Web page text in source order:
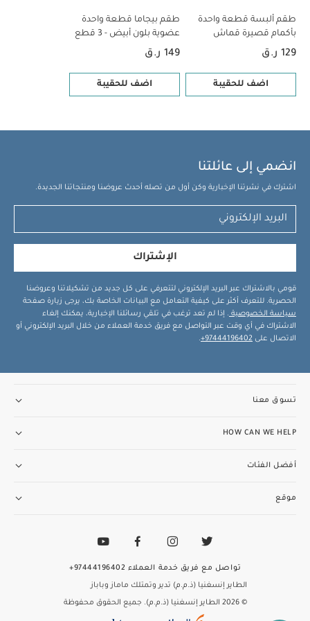
طقم ألبسة قطعة واحدة
بأكمام قصيرة قماش
عضوي بلون أبيض - 5 قطع
129 ر.ق
اضف للحقيبة
طقم بيجاما قطعة واحدة
عضوية بلون أبيض - 3 قطع
149 ر.ق
اضف للحقيبة
انضمي إلى عائلتنا
اشترك في نشرتنا الإخبارية وكن أول من تصله أحدث عروضنا ومنتجاتنا الجديدة.
الإشتراك
قومي بالاشتراك عبر البريد الإلكتروني لتتعرفي على كل جديد من تشكيلاتنا وعروضنا
الحصرية. للتعرف أكثر على كيفية التعامل مع البيانات الخاصة بك، يرجى زيارة صفحة
سياسة الخصوصية . إذا لم تعد ترغب في تلقي رسائلنا الإخبارية، يمكنك إلغاء
الاشتراك في أي وقت عبر التواصل مع فريق خدمة العملاء من خلال البريد الإلكتروني أو
الاتصال على 97444196402+
.
تسوق معنا
HOW CAN WE HELP
أفضل الفئات
موقع
الطاير إنسغنيا (ذ.م.م) تدير وتمتلك ماماز وباباز
© 2026 الطاير إنسغنيا (ذ.م.م). جميع الحقوق محفوظة
تواصل مع فريق خدمة العملاء 97444196402+